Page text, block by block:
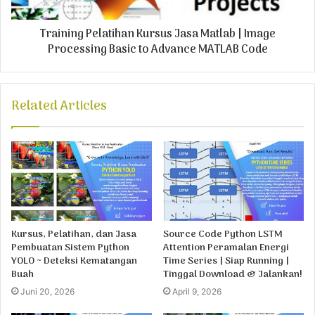
Training Pelatihan Kursus Jasa Matlab | Image
Processing Basic to Advance MATLAB Code
Related Articles
Kursus, Pelatihan, dan Jasa
Pembuatan Sistem Python
YOLO ~ Deteksi Kematangan
Buah
Juni 20, 2026
Source Code Python LSTM
Attention Peramalan Energi
Time Series | Siap Running |
Tinggal Download & Jalankan!
April 9, 2026